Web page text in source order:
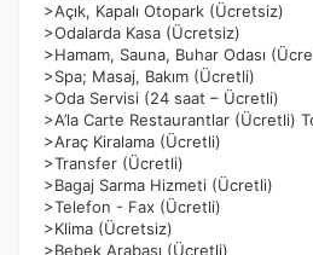
ÇEREZ KULLANIM AYARLARINIZ
Çerez tercihlerinizi
Daha fazla bilgi için
gizlilik koşullarınıinceleyebilirsiniz.
>Açık, Kapalı Otopark (Ücretsiz)
>Odalarda Kasa (Ücretsiz)
>Hamam, Sauna, Buhar Odası
>Spa; Masaj, Bakım (Ücretli)
>Oda Servisi (24 saat – Ücretli)
>A’la Carte Restaurantlar (Ücretli)
>Araç Kiralama (Ücretli)
>Transfer (Ücretli)
>Bagaj Sarma Hizmeti (Ücretli)
>Telefon - Fax (Ücretli)
>Klima (Ücretsiz)
>Bebek Arabası (Ücretli)